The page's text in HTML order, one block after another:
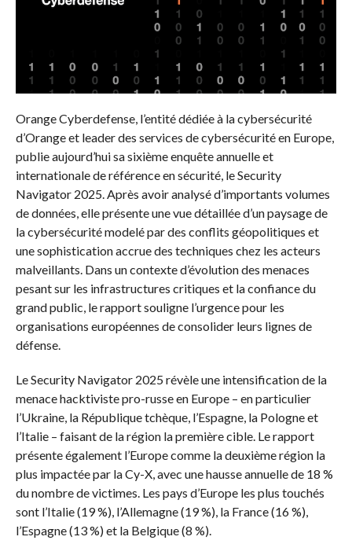
Orange Cyberdefense, l’entité dédiée à la cybersécurité
d’Orange et leader des services de cybersécurité en Europe,
publie aujourd’hui sa sixième enquête annuelle et
internationale de référence en sécurité, le Security
Navigator 2025. Après avoir analysé d’importants volumes
de données, elle présente une vue détaillée d’un paysage de
la cybersécurité modelé par des conflits géopolitiques et
une sophistication accrue des techniques chez les acteurs
malveillants. Dans un contexte d’évolution des menaces
pesant sur les infrastructures critiques et la confiance du
grand public, le rapport souligne l’urgence pour les
organisations européennes de consolider leurs lignes de
défense.
Le Security Navigator 2025 révèle une intensification de la
menace hacktiviste pro-russe en Europe – en particulier
l’Ukraine, la République tchèque, l’Espagne, la Pologne et
l’Italie – faisant de la région la première cible. Le rapport
présente également l’Europe comme la deuxième région la
plus impactée par la Cy-X, avec une hausse annuelle de 18 %
du nombre de victimes. Les pays d’Europe les plus touchés
sont l’Italie (19 %), l’Allemagne (19 %), la France (16 %),
l’Espagne (13 %) et la Belgique (8 %).